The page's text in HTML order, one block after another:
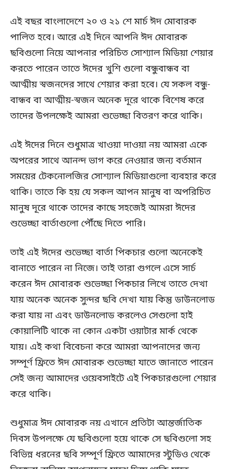
এই বছর বাংলাদেশে ২০ ও ২১ শে মার্চ ঈদ মোবারক
পালিত হবে। আরে এই দিনে আপনি ঈদ মোবারক
ছবিগুলো নিয়ে আপনার পরিচিত সোশ্যাল মিডিয়া শেয়ার
করতে পারেন তাতে ঈদের খুশি গুলো বন্ধুবান্ধব বা
আত্মীয় স্বজনদের সাথে শেয়ার করা হবে। যে সকল বন্ধু-
বান্ধব বা আত্মীয়-স্বজন অনেক দূরে থাকে বিশেষ করে
তাদের উপলক্ষেই আমরা শুভেচ্ছা বিতরণ করে থাকি।
এই ঈদের দিনে শুধুমাত্র খাওয়া দাওয়া নয় আমরা একে
অপরের সাথে আনন্দ ভাগ করে নেওয়ার জন্য বর্তমান
সময়ের টেকনোলজির সোশ্যাল মিডিয়াগুলো ব্যবহার করে
থাকি। তাতে কি হয় যে সকল আপন মানুষ বা অপরিচিত
মানুষ দূরে থাকে তাদের কাছে সহজেই আমরা ঈদের
শুভেচ্ছা বার্তাগুলো পৌঁছে দিতে পারি।
তাই এই ঈদের শুভেচ্ছা বার্তা পিকচার গুলো অনেকেই
বানাতে পারেন না নিজে। তাই তারা গুগলে এসে সার্চ
করেন ঈদ মোবারক শুভেচ্ছা পিকচার লিখে তাতে দেখা
যায় অনেক অনেক সুন্দর ছবি দেখা যায় কিন্তু ডাউনলোড
করা যায় না এবং ডাউনলোড করলেও সেগুলো হাই
কোয়ালিটি থাকে না কোন একটা ওয়াটার মার্ক থেকে
যায়। এই কথা বিবেচনা করে আমরা আপনাদের জন্য
সম্পূর্ণ ফ্রিতে ঈদ মোবারক শুভেচ্ছা যাতে জানাতে পারেন
সেই জন্য আমাদের ওয়েবসাইটে এই পিকচারগুলো শেয়ার
করে থাকি।
শুধুমাত্র ঈদ মোবারক নয় এখানে প্রতিটা আন্তর্জাতিক
দিবস উপলক্ষে যে ছবিগুলো হয়ে থাকে সে ছবিগুলো সহ
বিভিন্ন ধরনের ছবি সম্পূর্ণ ফ্রিতে আমাদের স্টুডিও থেকে